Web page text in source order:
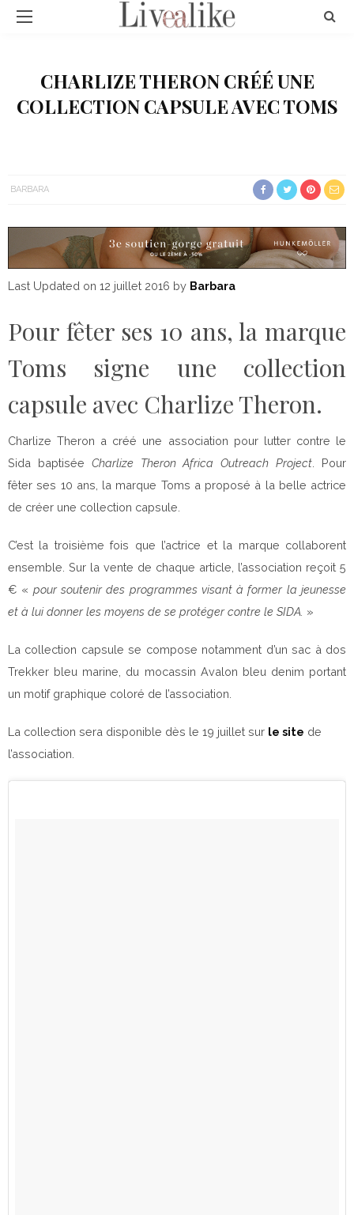
CHARLIZE THERON CRÉÉ UNE
COLLECTION CAPSULE AVEC TOMS
BARBARA
Last Updated on 12 juillet 2016 by Barbara
Pour fêter ses 10 ans, la marque
Toms signe une collection
capsule avec Charlize Theron.
Charlize Theron a créé une association pour lutter contre le
Sida baptisée Charlize Theron Africa Outreach Project . Pour
fêter ses 10 ans, la marque Toms a proposé à la belle actrice
de créer une collection capsule.
C’est la troisième fois que l’actrice et la marque collaborent
ensemble. Sur la vente de chaque article, l’association reçoit 5
€ « pour soutenir des programmes visant à former la jeunesse
et à lui donner les moyens de se protéger contre le SIDA. »
La collection capsule se compose notamment d’un sac à dos
Trekker bleu marine, du mocassin Avalon bleu denim portant
un motif graphique coloré de l’association.
La collection sera disponible dès le 19 juillet sur le site de
l’association.